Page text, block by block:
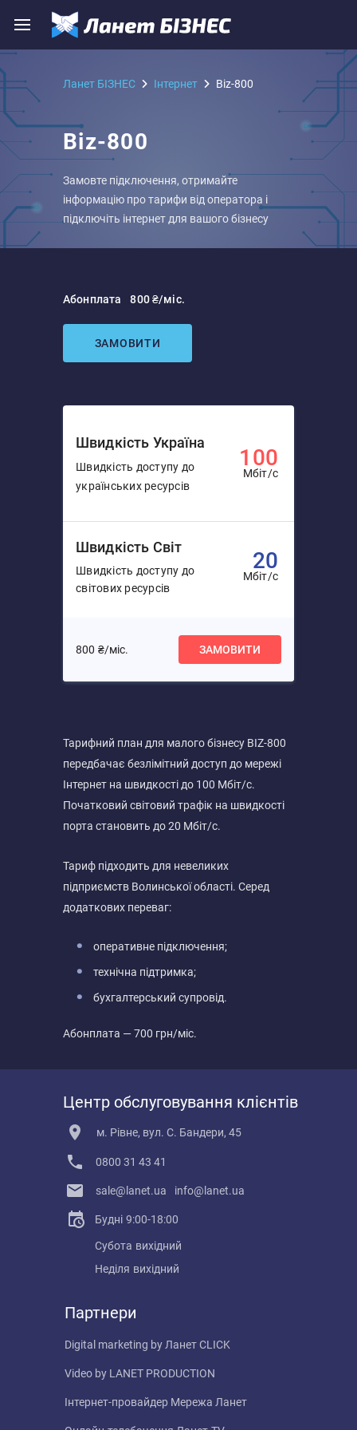
Ланет БІЗНЕС Iнтернет Biz-800
Biz-800
Замовте підключення, отримайте
інформацію про тарифи від оператора і
підключіть інтернет для вашого бізнесу
ЗАМОВИТИ
Абонплата 800 ₴/міс.
Швидкість Україна
Швидкість доступу до
українських ресурсів
100
Мбіт/с
Швидкість Світ
Швидкість доступу до
світових ресурсів
20
Мбіт/с
ЗАМОВИТИ
800 ₴/міс.
Тарифний план для малого бізнесу BIZ-800
передбачає безлімітний доступ до мережі
Інтернет на швидкості до 100 Мбіт/с.
Початковий світовий трафік на швидкості
порта становить до 20 Мбіт/с.
Тариф підходить для невеликих
підприємств Волинської області. Серед
додаткових переваг:
оперативне підключення;
технічна підтримка;
бухгалтерський супровід.
Абонплата — 700 грн/міс.
Центр обслуговування клієнтів
м. Рівне, вул. С. Бандери, 45
0800 31 43 41
sale@lanet.ua info@lanet.ua
Будні 9:00-18:00
Субота вихідний
Неділя вихідний
Партнери
Digital marketing by Ланет CLICK
Video by LANET PRODUCTION
Інтернет-провайдер Мережа Ланет